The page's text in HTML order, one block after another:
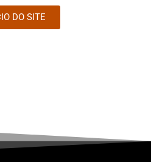
DO SITE